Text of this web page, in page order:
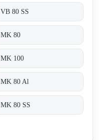
VB 80 SS
MK 80
MK 100
MK 80 Al
MK 80 SS